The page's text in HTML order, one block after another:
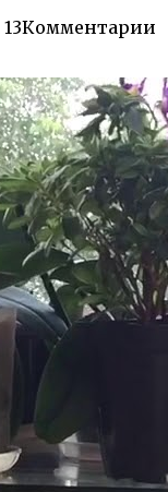
13Комментарии